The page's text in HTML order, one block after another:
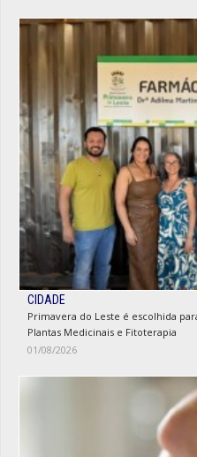
CIDADE
Primavera do Leste é escolhida
Plantas Medicinais e Fitoterapia
01/08/2026